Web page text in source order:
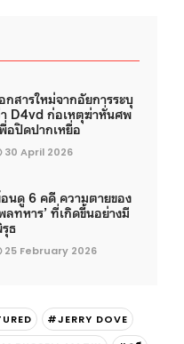
กสารใหม่จากอัยการระบุ
D4vd ก่อเหตุฆ่าหั่นศพ
อปิดปากเหยื่อ
30 April 2026
นดู 6 คดี ความตายของ
ลทหาร’ ที่เกิดขึ้นอย่างมี
ธ
25 February 2026
#JERRY DOVE